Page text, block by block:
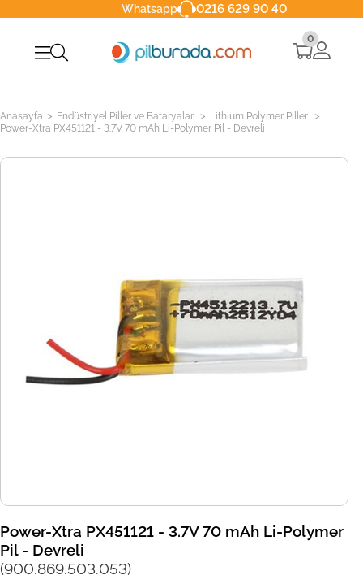
Whatsapp 0216 629 90 40
0
Anasayfa > Endüstriyel Piller ve Bataryalar > Lithium Polymer Piller >
Power-Xtra PX451121 - 3.7V 70 mAh Li-Polymer Pil - Devreli
Power-Xtra PX451121 - 3.7V 70 mAh Li-Polymer
Pil - Devreli
(900.869.503.053)